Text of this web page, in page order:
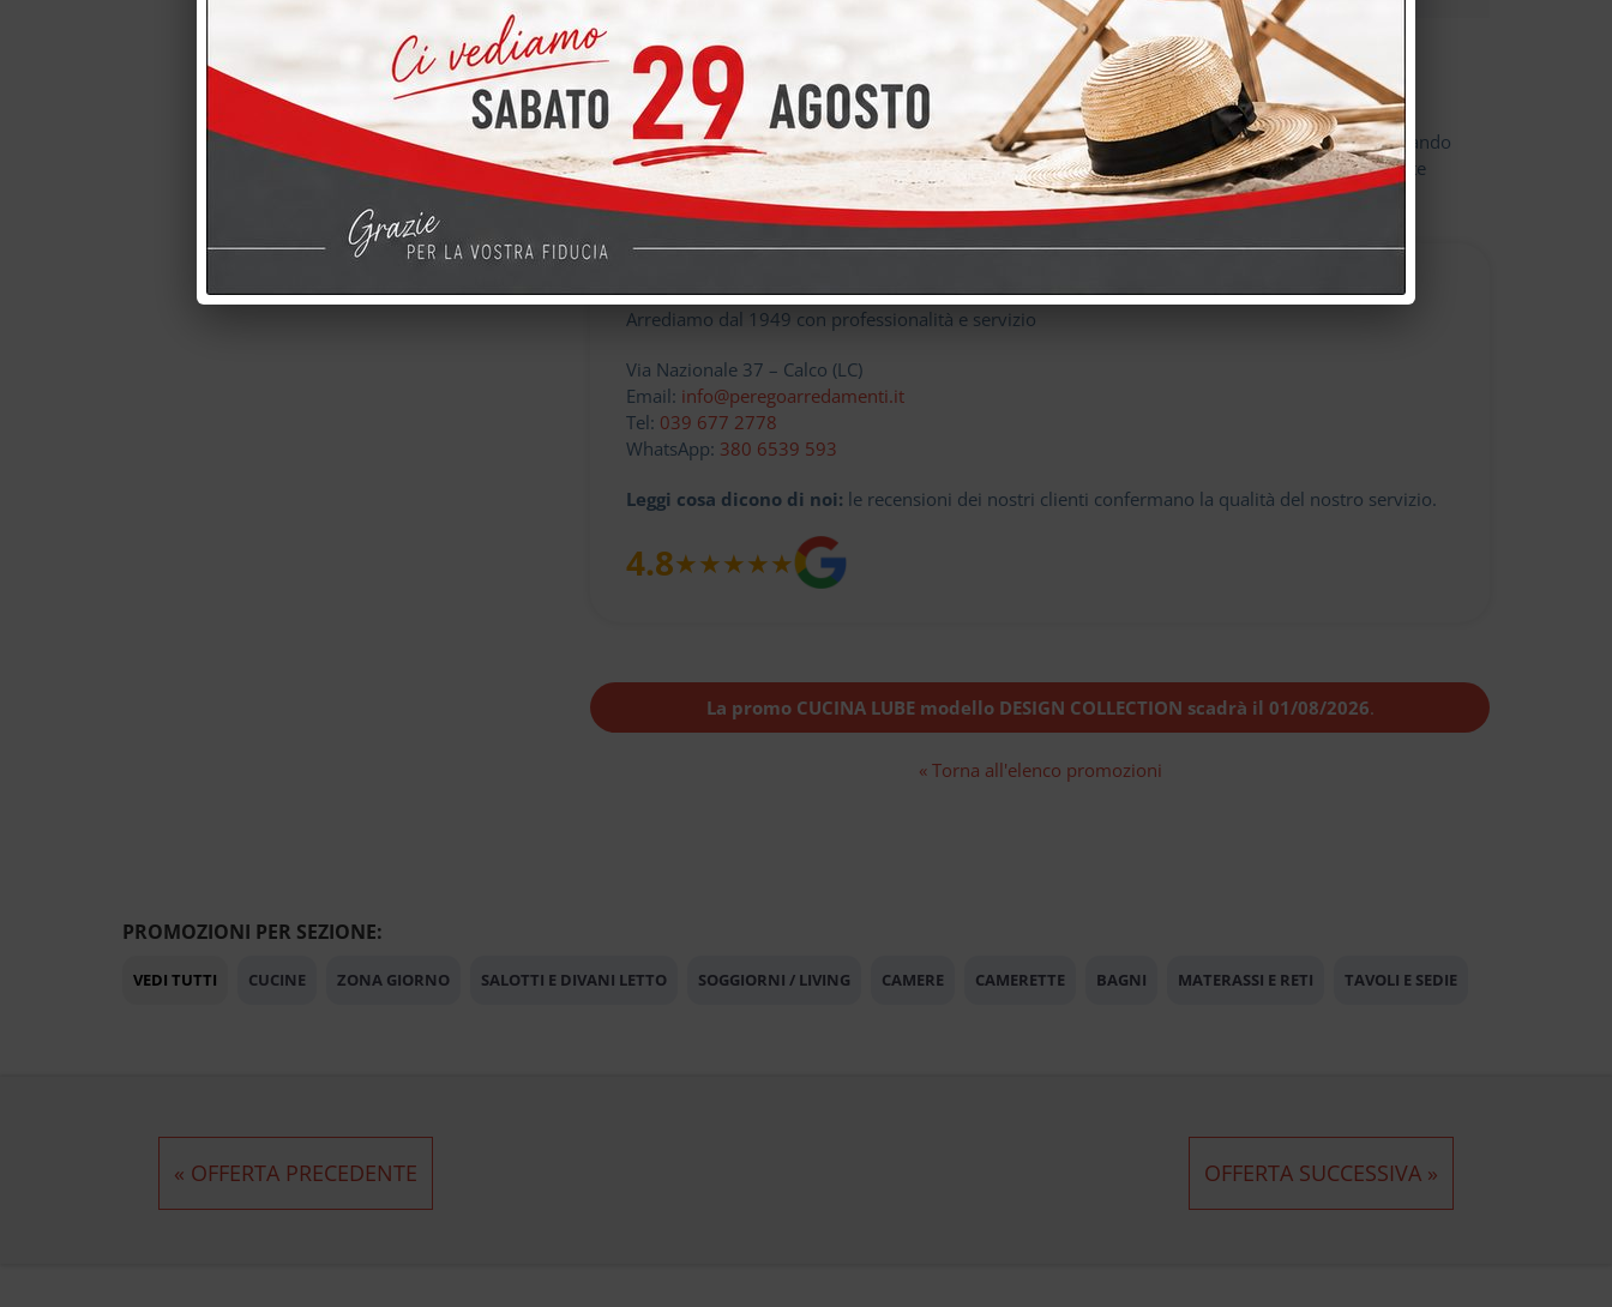
PERSONALIZZAZIONE
Le offertenon sono vincolanti
: è sempre possibile apportare modifiche ai prodotti inclusi, progettando
l'arredamento secondo i propri gusti e necessità. Eventuali aggiunte o rimozioni verranno conteggiate
mantenendo lastessa proporzione di promozione, con una semplice differenza di prezzo.
PEREGO ARREDAMENTI
Arrediamo dal 1949 con professionalità e servizio
Via Nazionale 37 – Calco (LC)
Email: info@peregoarredamenti.it
Tel: 039 677 2778
WhatsApp: 380 6539 593
Leggi cosa dicono di noi: le recensioni dei nostri clienti confermano la qualità del nostro servizio.
4.8★★★★★
La promo CUCINA LUBE modello DESIGN COLLECTION scadrà il 01/08/2026.
« Torna all'elenco promozioni
PROMOZIONI PER SEZIONE:
VEDI TUTTI CUCINE ZONA GIORNO SALOTTI E DIVANI LETTO SOGGIORNI / LIVING CAMERE CAMERETTE BAGNI MATERASSI E RETI TAVOLI E SEDIE
« OFFERTA PRECEDENTE OFFERTA SUCCESSIVA »